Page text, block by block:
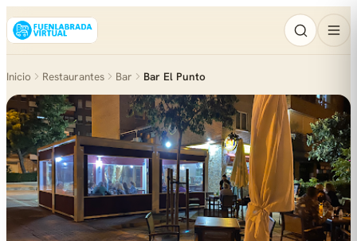
Inicio Restaurantes Bar Bar El Punto